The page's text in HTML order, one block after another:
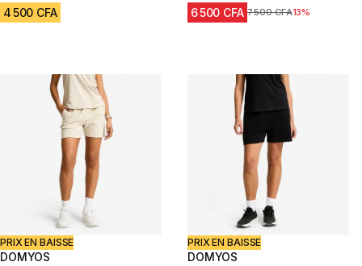
4 500 CFA 6 500 CFA Prix avant réduction
7 500 CFA13%
PRIX EN BAISSE
DOMYOS
PRIX EN BAISSE
DOMYOS